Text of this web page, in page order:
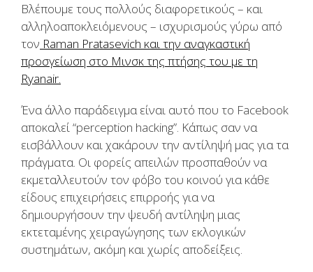
Βλέπουμε τους πολλούς διαφορετικούς – και
αλληλοαποκλειόμενους – ισχυρισμούς γύρω από
τον Raman Pratasevich και την αναγκαστική
προσγείωση στο Μινσκ της πτήσης του με τη
Ryanair.
Ένα άλλο παράδειγμα είναι αυτό που το Facebook
αποκαλεί “perception hacking”. Κάπως σαν να
εισβάλλουν και χακάρουν την αντίληψή μας για τα
πράγματα. Οι φορείς απειλών προσπαθούν να
εκμεταλλευτούν τον φόβο του κοινού για κάθε
είδους επιχειρήσεις επιρροής για να
δημιουργήσουν την ψευδή αντίληψη μιας
εκτεταμένης χειραγώγησης των εκλογικών
συστημάτων, ακόμη και χωρίς αποδείξεις.